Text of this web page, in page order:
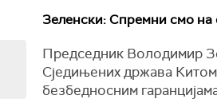
Зеленски: Спремни смо
Председник Володимир
Сједињених држава
безбедносним